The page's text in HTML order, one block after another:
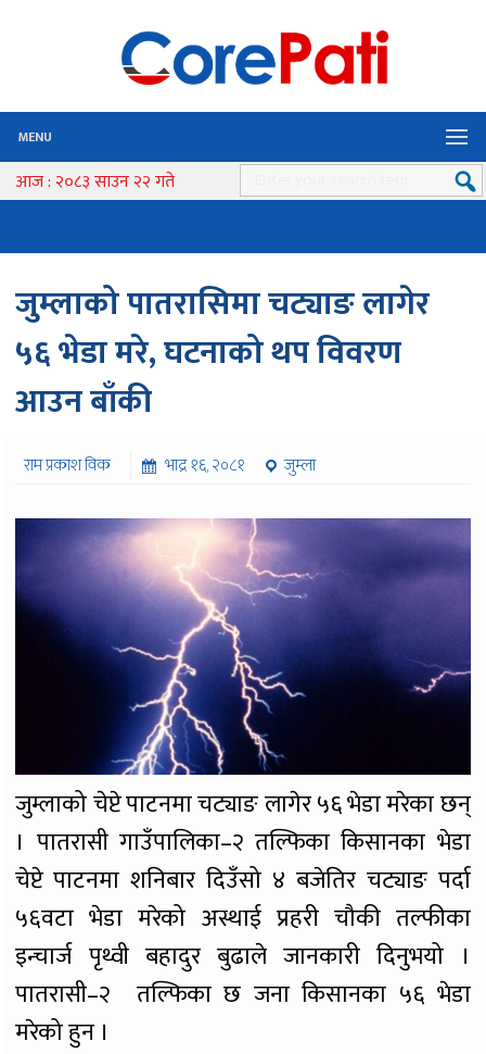
MENU
आज : २०८३ साउन २२ गते
जुम्लाको पातरासिमा चट्याङ लागेर
५६ भेडा मरे, घटनाको थप विवरण
आउन बाँकी
राम प्रकाश विक भाद्र १६, २०८१
जुम्ला
जुम्लाको चेप्टे पाटनमा चट्याङ लागेर ५६ भेडा मरेका छन्
। पातरासी गाउँपालिका–२ तल्फिका किसानका भेडा
चेप्टे पाटनमा शनिबार दिउँसो ४ बजेतिर चट्याङ पर्दा
५६वटा भेडा मरेको अस्थाई प्रहरी चौकी तल्फीका
इन्चार्ज पृथ्वी बहादुर बुढाले जानकारी दिनुभयो ।
पातरासी–२ तल्फिका छ जना किसानका ५६ भेडा
मरेको हुन ।